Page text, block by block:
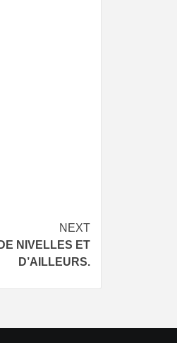
NEXT
NIVELLES ET
D’AILLEURS.